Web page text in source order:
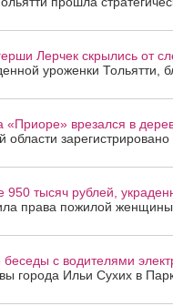
Лерчек скрылись от
уроженки Тольятти,
врезался в
области
950 тысяч рублей,
права пожилой
с водителями
города Ильи Сухих в